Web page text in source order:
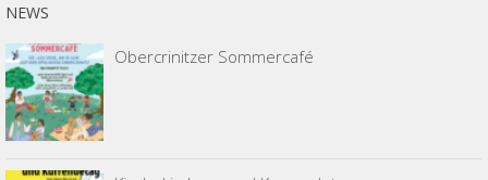
NEWS
Obercrinitzer Sommercafé